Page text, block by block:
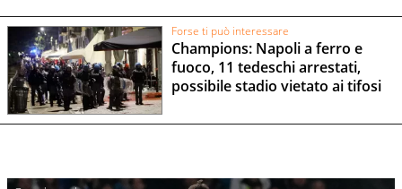
Forse ti può interessare
Champions: Napoli a ferro e
fuoco, 11 tedeschi arrestati,
possibile stadio vietato ai tifosi